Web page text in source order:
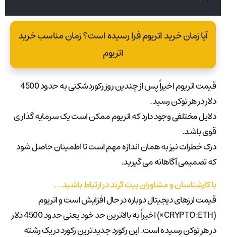
آیا زمان خرید اتریوم فرا رسیده است؟ زمان مناسب خرید
اتریوم
قیمت اتریوم اخیراً پس از چندین روز رکوردشکنی به حدود 4500
دلار در هر توکن رسید.
دلایل مختلفی وجود دارد که اتریوم ممکن است یک سرمایه گذاری
قوی باشد.
درک خطرات نیز به همان اندازه مهم است تا اطمینان حاصل شود
که تصمیمی آگاهانه می گیرید.
با کارشناسان و مشاوران بیت گرند در ارتباط باشید…
قیمت ارزهای دیجیتال دوباره در حال افزایش است و اتریوم
(CRYPTO:ETH×​) اخیراً به بالاترین حد خود یعنی حدود 4500 دلار
در هر توکن رسیده است. این رکورد جدیدترین رکورد در یک رشته